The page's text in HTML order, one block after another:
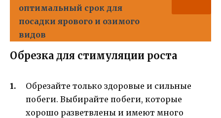
оптимальный срок для
посадки ярового и озимого
видов
Обрезка для стимуляции роста
Обрезайте только здоровые и сильные
побеги. Выбирайте побеги, которые
хорошо разветвлены и имеют много